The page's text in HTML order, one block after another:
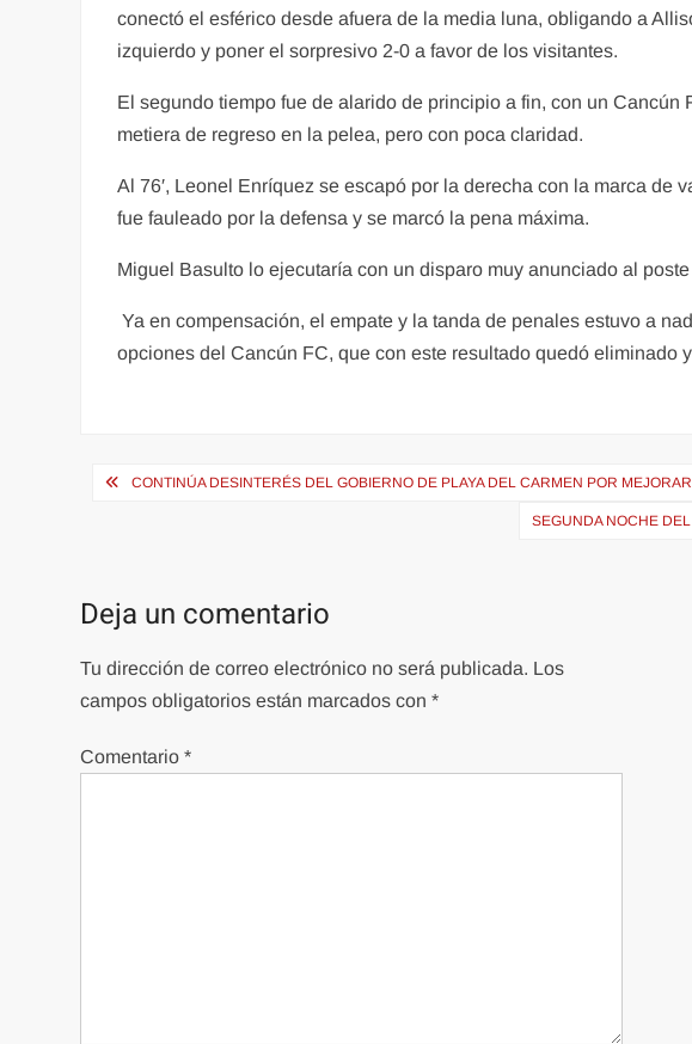
conectó el esférico desde afuera de la media luna, obligando a
izquierdo y poner el sorpresivo 2-0 a favor de los visitantes.
El segundo tiempo fue de alarido de principio a fin, con un
metiera de regreso en la pelea, pero con poca claridad.
Al 76′, Leonel Enríquez se escapó por la derecha con la marca de
fue fauleado por la defensa y se marcó la pena máxima.
Miguel Basulto lo ejecutaría con un disparo muy anunciado al
Ya en compensación, el empate y la tanda de penales estuvo a
opciones del Cancún FC, que con este resultado quedó eliminado
Navegación
CONTINÚA DESINTERÉS DEL GOBIERNO DE PLAYA DEL CARMEN POR
SEGUNDA NOCHE
Deja un comentario
Tu dirección de correo electrónico no será publicada. Los
campos obligatorios están marcados con*
Comentario*